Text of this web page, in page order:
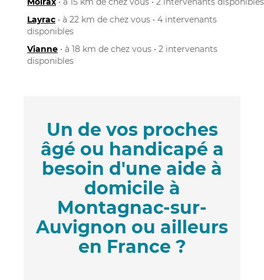
Layrac • à 22 km de chez vous • 4 intervenants
disponibles
Vianne • à 18 km de chez vous • 2 intervenants
disponibles
Un de vos proches
âgé ou handicapé a
besoin d'une aide à
domicile à
Montagnac-sur-
Auvignon ou ailleurs
en France ?